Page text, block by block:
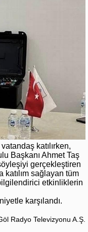
katılırken,
Başkanı Ahmet Taş
gerçekleştiren
katılım sağlayan tüm
etkinliklerin
karşılandı.
Radyo Televizyonu A.Ş.